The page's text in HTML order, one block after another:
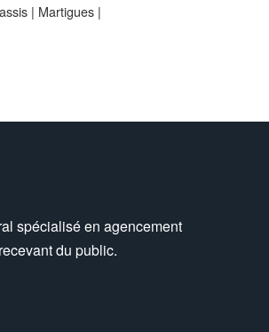
| Martigues |
spécialisé en agencement
du public.